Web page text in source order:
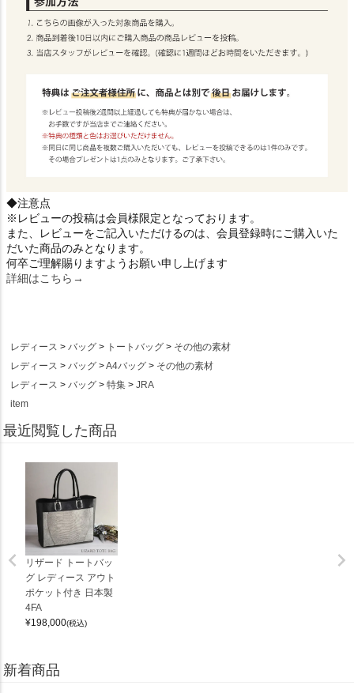
◆注意点
※レビューの投稿は会員様限定となっております。
また、レビューをご記入いただけるのは、会員登録時にご購入いた
だいた商品のみとなります。
何卒ご理解賜りますようお願い申し上げます
詳細はこちら→
レディース バッグ トートバッグ
その他の素材
レディース
バッグ A4バッグ
その他の素材
レディース
バッグ 特集
JRA
item
最近閲覧した商品
リザード トートバッ
グ レディース アウト
ポケット付き 日本製
4FA
¥198,000(税込)
新着商品